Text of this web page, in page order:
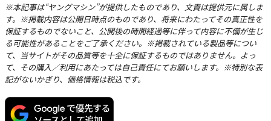
※本記事は“ヤングマシン”が提供したものであり、文責は提供元に属しま
す。※掲載内容は公開日時点のものであり、将来にわたってその真正性を
保証するものでないこと、公開後の時間経過等に伴って内容に不備が生じ
る可能性があることをご了承ください。※掲載されている製品等につい
て、当サイトがその品質等を十全に保証するものではありません。よっ
て、その購入／利用にあたっては自己責任にてお願いします。※特別な表
記がないかぎり、価格情報は税込です。